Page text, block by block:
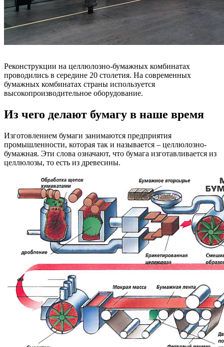
Реконструкции на целлюлозно-бумажных комбинатах
проводились в середине 20 столетия. На современных
бумажных комбинатах страны используется
высокопроизводительное оборудование.
Из чего делают бумагу в наше время
Изготовлением бумаги занимаются предприятия
промышленности, которая так и называется – целлюлозно-
бумажная. Эти слова означают, что бумага изготавливается из
целлюлозы, то есть из древесины.